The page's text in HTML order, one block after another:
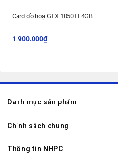
Card đồ hoạ GTX 1050TI 4GB
1.900.000₫
Danh mục sản phẩm
Chính sách chung
Thông tin NHPC